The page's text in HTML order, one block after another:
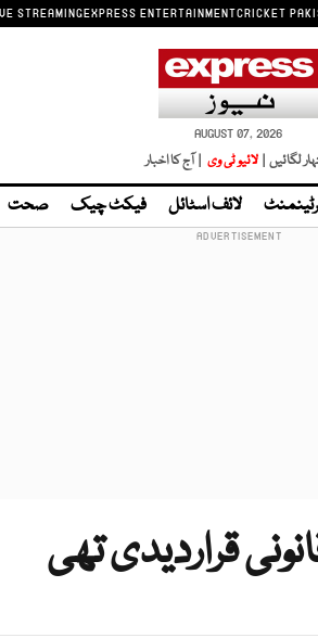
STREAMINGEXPRESS ENTERTAINMENTCRICKET
AUGUST 07, 2026
لگائیں | لائیو ٹی وی | آج کا اخبار
لائف اسٹائل فیکٹ چیک صحت
قراردیدی تھی